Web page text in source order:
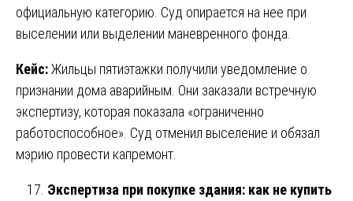
официальную категорию. Суд опирается на нее при
выселении или выделении маневренного фонда.
Кейс:Жильцы пятиэтажки получили уведомление о
признании дома аварийным. Они заказали встречную
экспертизу, которая показала «ограниченно
работоспособное». Суд отменил выселение и обязал
мэрию провести капремонт.
Экспертиза при покупке здания: как не купить